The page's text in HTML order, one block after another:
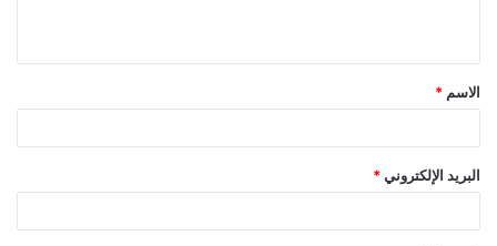
ق
*
الاسم *
البريد الإلكتروني *